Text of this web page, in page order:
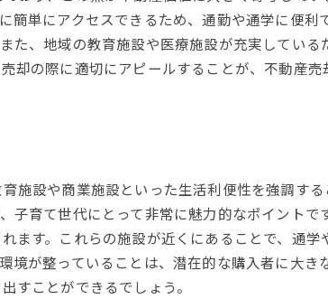
簡単にアクセスできるため、通勤や通学に便
た、地域の教育施設や医療施設が充実してい
却の際に適切にアピールすることが、不動産
施設や商業施設といった生活利便性を強調す
子育て世代にとって非常に魅力的なポイント
ます。これらの施設が近くにあることで、通
境が整っていることは、潜在的な購入者に大
すことができるでしょう。